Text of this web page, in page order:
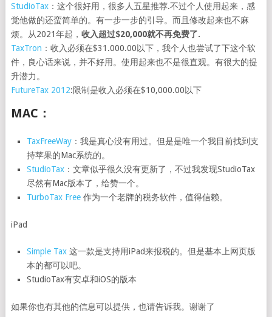
StudioTax：这个很好用，很多人五星推荐.不过个人使用起来，感
觉他做的还蛮简单的。有一步一步的引导。而且修改起来也不麻
烦。从2021年起， 收入超过$20,000就不再免费了.
TaxTron ：收入必须在$31.000.00以下，我个人也尝试了下这个软
件，良心话来说，并不好用。使用起来也不是很直观。有很大的提
升潜力。
FutureTax 2012:限制是收入必须在$10,000.00以下
MAC：
TaxFreeWay ：我是真心没有用过。但是是唯一个我目前找到支
持苹果的Mac系统的。
StudioTax ：文章似乎很久没有更新了，不过我发现StudioTax
尽然有Mac版本了，给赞一个。
TurboTax Free 作为一个老牌的税务软件，值得信赖。
iPad
Simple Tax 这一款是支持用iPad来报税的。但是基本上网页版
本的都可以吧。
StudioTax有安卓和iOS的版本
如果你也有其他的信息可以提供，也请告诉我。谢谢了